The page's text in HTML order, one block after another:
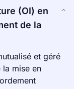
(OI) en
de la
et géré
la mise en